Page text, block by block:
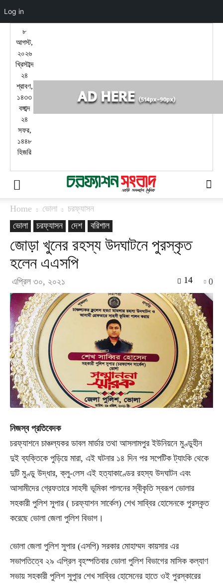
৮
আগস্ট,
২০২৬
খ্রিস্টাব্দ
২৪
শ্রাবণ,
১৪৩৩
বঙ্গাব্দ
২৪
সফর,
১৪৪৮
হিজরি
Home ভোলা
চরফ্যাসন
ভোলা
চরফ্যাসন দেশ বরিশাল
জোড়া খুনের রহস্য উদঘাটনে পুরস্কৃত
হলেন এএসপি
এপ্রিল ৩০, ২০২১ 0
14
নিজস্ব প্রতিবেদক
চরফ্যাশনে চাঞ্চল্যকর ডাবল মার্ডার তথা আসলামপুর ইউনিয়নে মুণ্ডুহীন
দুই ব্যক্তিকে পুড়িয়ে মারা, এই ঘটনার ১৪ দিন পর সপেটিক ট্যাংকি থেকে
দুটি মুণ্ডু উদ্ধার, ক্লু-লেস এই হত্যাকাণ্ডের রহস্য উদঘাটন এবং
আসামীদের গ্রেফতারে সাহসী ভূমিকা পালনের স্বীকৃতি স্বরূপ ভোলার
সহকারী পুলিশ সুপার ( চরফ্যাশন সার্কেল) শেখ সাব্বির হোসেনকে পুরস্কৃত
করেছে ভোলা জেলা পুলিশ বিভাগ।
ভোলা জেলা পুলিশ সুপার (এসপি) সরকার মোহাম্মদ কায়সার এর
সভাপতিত্বে ২৯ এপ্রিল বৃহস্পতিবার ভোলা পুলিশ বিভাগের মাসিক কল্যাণ
সভায় সহকারী পুলিশ সুপুার শেখ সাব্বির হোসেনের হাতে ওই পুরস্কারের
Log in